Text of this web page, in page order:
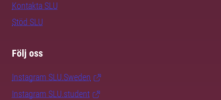
Kontakta SLU
Stöd SLU
Följ oss
Instagram SLU.Sweden
Instagram SLU.student